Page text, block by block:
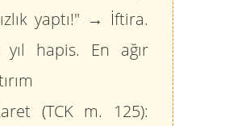
yaptı!" → İftira.
yıl hapis. En ağır
(TCK m. 125):